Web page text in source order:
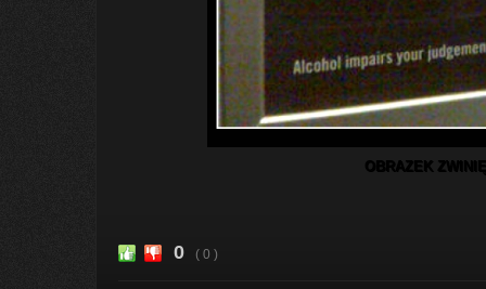
OBRAZEK
0 ( 0 )